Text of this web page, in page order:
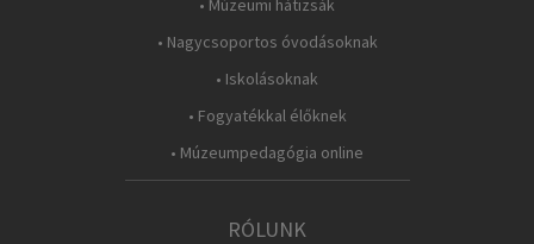
• Múzeumi hátizsák
• Nagycsoportos óvodásoknak
• Iskolásoknak
• Fogyatékkal élőknek
• Múzeumpedagógia online
RÓLUNK